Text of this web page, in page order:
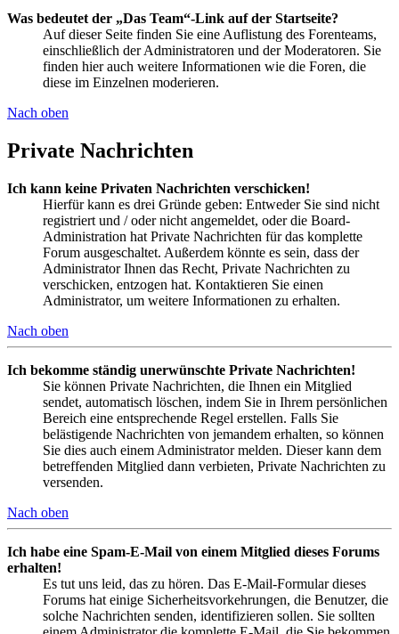
Was bedeutet der „Das Team“-Link auf der Startseite?
Auf dieser Seite finden Sie eine Auflistung des Forenteams,
einschließlich der Administratoren und der Moderatoren. Sie
finden hier auch weitere Informationen wie die Foren, die
diese im Einzelnen moderieren.
Nach oben
Private Nachrichten
Ich kann keine Privaten Nachrichten verschicken!
Hierfür kann es drei Gründe geben: Entweder Sie sind nicht
registriert und / oder nicht angemeldet, oder die Board-
Administration hat Private Nachrichten für das komplette
Forum ausgeschaltet. Außerdem könnte es sein, dass der
Administrator Ihnen das Recht, Private Nachrichten zu
verschicken, entzogen hat. Kontaktieren Sie einen
Administrator, um weitere Informationen zu erhalten.
Nach oben
Ich bekomme ständig unerwünschte Private Nachrichten!
Sie können Private Nachrichten, die Ihnen ein Mitglied
sendet, automatisch löschen, indem Sie in Ihrem persönlichen
Bereich eine entsprechende Regel erstellen. Falls Sie
belästigende Nachrichten von jemandem erhalten, so können
Sie dies auch einem Administrator melden. Dieser kann dem
betreffenden Mitglied dann verbieten, Private Nachrichten zu
versenden.
Nach oben
Ich habe eine Spam-E-Mail von einem Mitglied dieses Forums
erhalten!
Es tut uns leid, das zu hören. Das E-Mail-Formular dieses
Forums hat einige Sicherheitsvorkehrungen, die Benutzer, die
solche Nachrichten senden, identifizieren sollen. Sie sollten